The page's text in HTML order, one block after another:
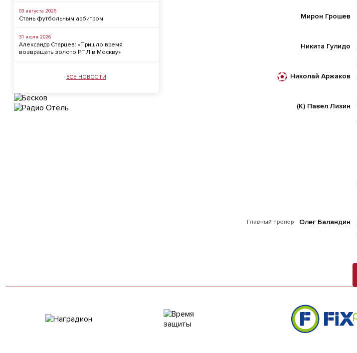
03 августа 2026
Стань футбольным арбитром
31 июля 2026
Александр Старцев: «Пришло время
возвращать золото РПЛ в Москву»
ВСЕ НОВОСТИ
Мирон Грошев
Никита Гулидо
Николай Аржаков
Павел Лизин
(К)
Главный тренер Олег Баландин